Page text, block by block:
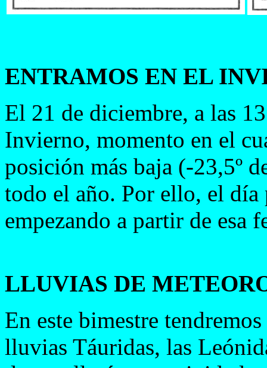
ENTRAMOS EN EL
El 21 de diciembre, a las
Invierno, momento en el
posición más baja (-23,5º
todo el año. Por ello, el día
empezando a partir de esa
LLUVIAS DE
En este bimestre
lluvias Táuridas, las